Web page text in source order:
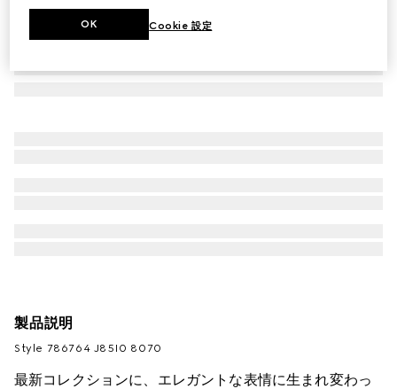
製品説明
Style ‎786764 J85I0 8070
最新コレクションに、エレガントな表情に生まれ変わっ
Cookie 設定
OK